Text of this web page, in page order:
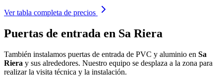
Ver tabla completa de precios
Puertas de entrada en Sa Riera
También instalamos puertas de entrada de PVC y aluminio en Sa
Riera y sus alrededores. Nuestro equipo se desplaza a la zona para
realizar la visita técnica y la instalación.